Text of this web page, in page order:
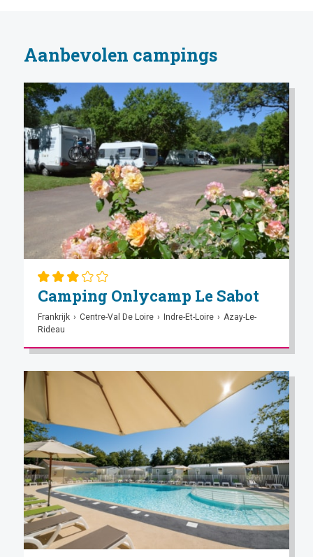
Aanbevolen campings
Camping Onlycamp Le Sabot
Frankrijk › Centre-Val De Loire › Indre-Et-Loire › Azay-Le-
Rideau